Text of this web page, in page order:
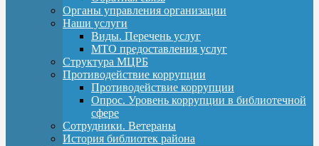
Органы управления организации
Наши услуги
Виды. Перечень услуг
МТО предоставления услуг
Структура МЦРБ
Противодействие коррупции
Противодействие коррупции
Опрос. Уровень коррупции в библиотечной
сфере
Сотрудники. Ветераны
История библиотек района